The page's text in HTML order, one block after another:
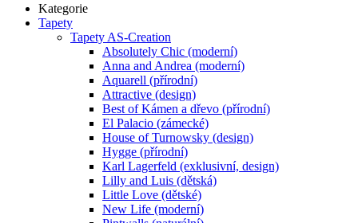
Kategorie
Tapety
Tapety AS-Creation
Absolutely Chic (moderní)
Anna and Andrea (moderní)
Aquarell (přírodní)
Attractive (design)
Best of Kámen a dřevo (přírodní)
El Palacio (zámecké)
House of Turnowsky (design)
Hygge (přírodní)
Karl Lagerfeld (exklusivní, design)
Lilly and Luis (dětská)
Little Love (dětské)
New Life (moderní)